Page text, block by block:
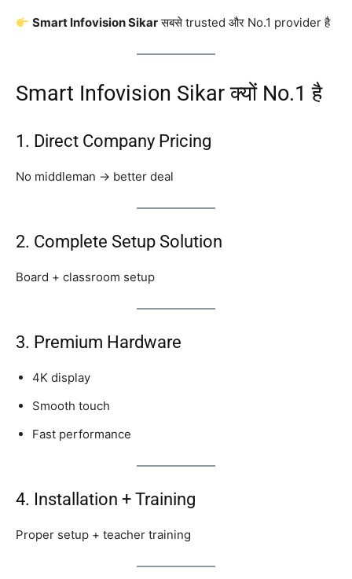
Smart Infovision Sikarसबसे trusted और No.1 provider है
Smart Infovision Sikar क्यों No.1 है
1. Direct Company Pricing
No middleman → better deal
2. Complete Setup Solution
Board + classroom setup
3. Premium Hardware
4K display
Smooth touch
Fast performance
4. Installation + Training
Proper setup + teacher training